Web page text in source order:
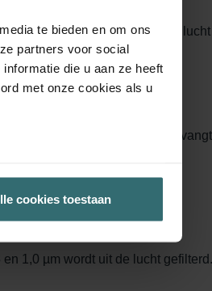
te bieden en om ons
partners voor social
die u aan ze heeft
met onze cookies als u
cookies toestaan
zelfs bacteriën uit de
vergroot het oppervlak,
vervangen.
1,0 µm wordt uit de lucht gefilterd.